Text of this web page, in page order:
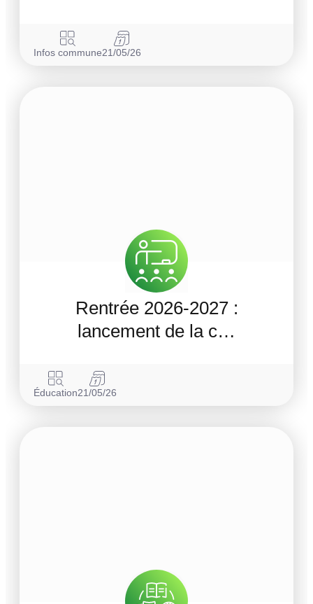
Infos commune21/05/26
Rentrée 2026-2027 :
lancement de la c…
Éducation21/05/26